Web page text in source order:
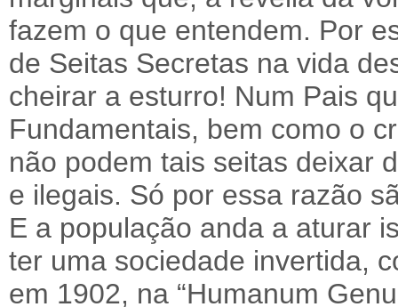
fazem o que entendem. Por
de Seitas Secretas na vida
cheirar a esturro! Num Pais
Fundamentais, bem como o
não podem tais seitas deixar
e ilegais. Só por essa razão
E a população anda a aturar
ter uma sociedade invertida,
em 1902, na “Humanum